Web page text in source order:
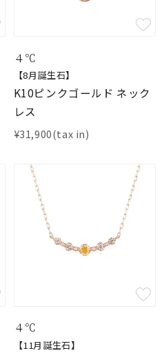
４℃
【8月誕生石】
K10ピンクゴールド ネック
レス
¥31,900(tax in)
４℃
【11月誕生石】